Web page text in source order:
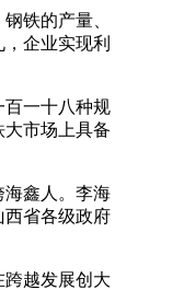
铁的产量、
企业实现利
一十八种规
市场上具备
鑫人。李海
省各级政府
越发展创大